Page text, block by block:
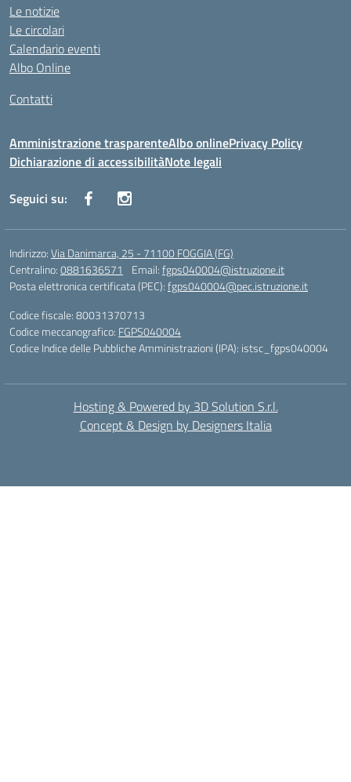
Le notizie
Le circolari
Calendario eventi
Albo Online
Contatti
Amministrazione trasparenteAlbo onlinePrivacy Policy
Dichiarazione di accessibilitàNote legali
Seguici su:
Indirizzo:Via Danimarca, 25 - 71100 FOGGIA (FG)
Centralino:0881636571 Email:fgps040004@istruzione.it
Posta elettronica certificata (PEC):fgps040004@pec.istruzione.it
Codice fiscale: 80031370713
Codice meccanografico: FGPS040004
Codice Indice delle Pubbliche Amministrazioni (IPA): istsc_fgps040004
Hosting & Powered by 3D Solution S.r.l.
Concept & Design by Designers Italia